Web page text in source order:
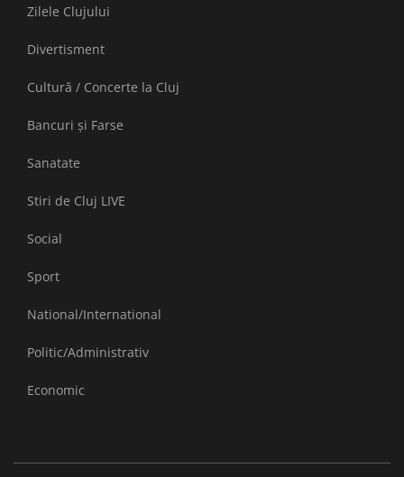
Zilele Clujului
Divertisment
Cultură / Concerte la Cluj
Bancuri și Farse
Sanatate
Stiri de Cluj LIVE
Social
Sport
National/International
Politic/Administrativ
Economic